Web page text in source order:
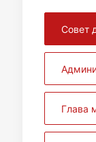
Совет
Глава